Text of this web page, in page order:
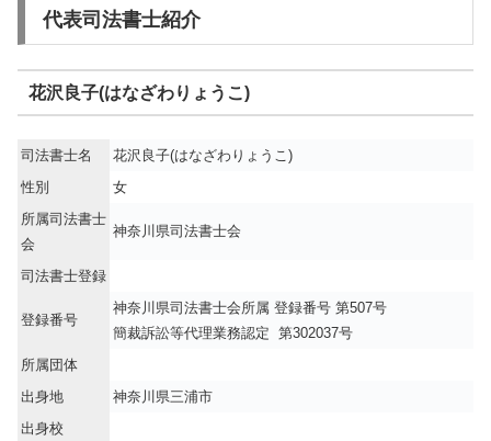
代表司法書士紹介
花沢良子(はなざわりょうこ)
司法書士名
花沢良子(はなざわりょうこ)
性別
女
所属司法書士
会
神奈川県司法書士会
司法書士登録
登録番号
神奈川県司法書士会所属 登録番号 第507号
簡裁訴訟等代理業務認定 第302037号
所属団体
出身地
神奈川県三浦市
出身校